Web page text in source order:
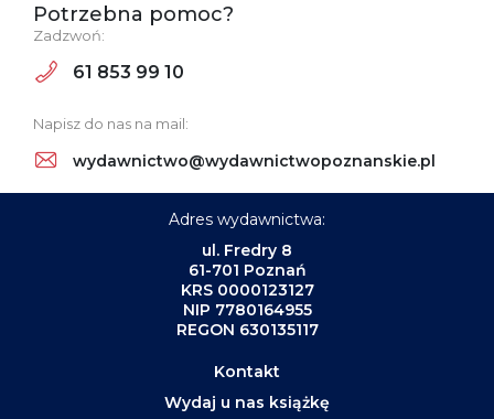
Potrzebna pomoc?
Zadzwoń:
61 853 99 10
Napisz do nas na mail:
wydawnictwo@wydawnictwopoznanskie.pl
Adres wydawnictwa:
ul. Fredry 8
61-701 Poznań
KRS 0000123127
NIP 7780164955
REGON 630135117
Kontakt
Wydaj u nas książkę